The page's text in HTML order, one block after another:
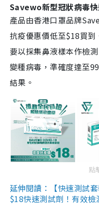
Savewo新型冠狀病毒
產品由香港口罩品牌
抗疫優惠價低至$18買到
要以採集鼻液樣本作檢
變種病毒，準確度達至
結果。
點
延伸閱讀：【快速測試
$18快速測試劑！有效